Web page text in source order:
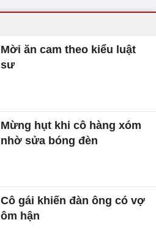
Mời ăn cam theo kiểu luật
sư
Mừng hụt khi cô hàng xóm
nhờ sửa bóng đèn
Cô gái khiến đàn ông có vợ
ôm hận